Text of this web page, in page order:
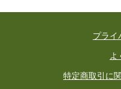
プライ
よ
特定商取引に